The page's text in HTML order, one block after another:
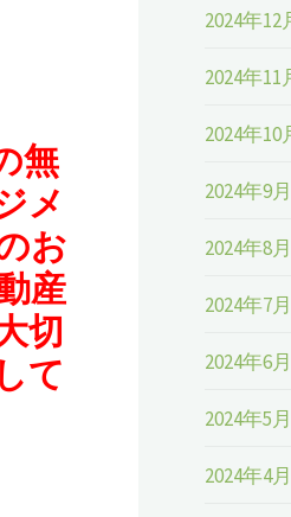
無
メ
お
産
切
て
2024年12
2024年11
2024年10
2024年9月
2024年8月
2024年7月
2024年6月
2024年5月
2024年4月